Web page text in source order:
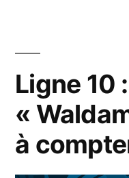
Ligne 10
«
à